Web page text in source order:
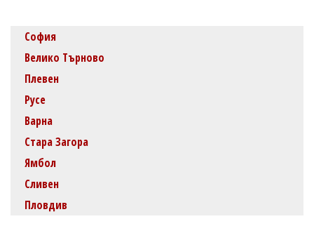
София
Велико Търново
Плевен
Русе
Варна
Стара Загора
Ямбол
Сливен
Пловдив